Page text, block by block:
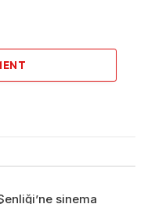
sinema